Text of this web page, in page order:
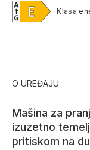
Klasa
O UREĐAJU
Mašina za
izuzetno
pritiskom na